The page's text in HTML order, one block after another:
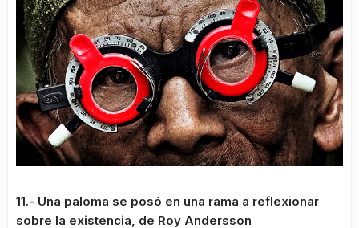
11.- Una paloma se posó en una rama a reflexionar
sobre la existencia, de Roy Andersson